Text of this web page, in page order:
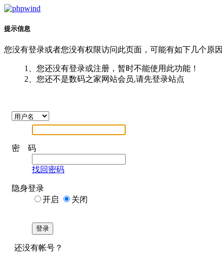
提示信息
您没有登录或者您没有权限访问此页面，可能有如下几个原因
1、您还没有登录或注册，暂时不能使用此功能！
2、您还不是数码之家网站会员,请先登录站点
密 码
找回密码
隐身登录
开启
关闭
登录
还没有帐号？